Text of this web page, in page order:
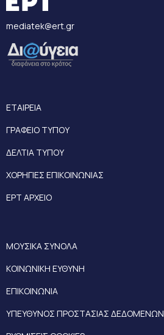
mediatek@ert.gr
ΕΤΑΙΡΕΙΑ
ΓΡΑΦΕΙΟ ΤΥΠΟΥ
ΔΕΛΤΙΑ ΤΥΠΟΥ
ΧΟΡΗΓΙΕΣ ΕΠΙΚΟΙΝΩΝΙΑΣ
ΕΡΤ ΑΡΧΕΙΟ
ΜΟΥΣΙΚΑ ΣΥΝΟΛΑ
ΚΟΙΝΩΝΙΚΗ ΕΥΘΥΝΗ
ΕΠΙΚΟΙΝΩΝΙΑ
ΥΠΕΥΘΥΝΟΣ ΠΡΟΣΤΑΣΙΑΣ ΔΕΔΟΜΕΝΩΝ